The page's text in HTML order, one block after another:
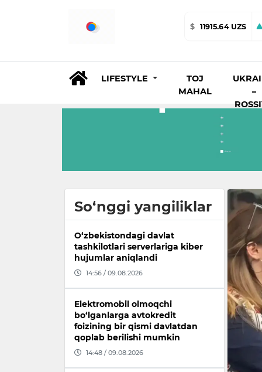
$ 11915.64 UZS
LIFESTYLE
TOJ
MAHAL
–
So‘nggi yangiliklar
O‘zbekistondagi davlat
tashkilotlari serverlariga kiber
hujumlar aniqlandi
14:56 / 09.08.2026
Elektromobil olmoqchi
bo‘lganlarga avtokredit
foizining bir qismi davlatdan
qoplab berilishi mumkin
14:48 / 09.08.2026